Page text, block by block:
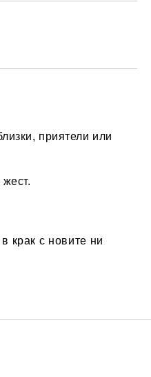
приятели или
крак с новите ни